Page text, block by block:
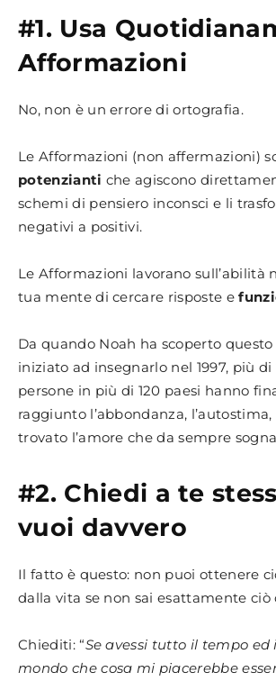
#1. Usa
Afformazioni
No, non è un errore di ortografia.
Le Afformazioni (non affermazioni)
potenzianti che agiscono
schemi di pensiero inconsci e li
negativi a positivi.
Le Afformazioni lavorano sull’abilità
tua mente di cercare risposte e
Da quando Noah ha scoperto
iniziato ad insegnarlo nel 1997, più di
persone in più di 120 paesi hanno
raggiunto l’abbondanza,
trovato l’amore che da sempre
#2. Chiedi a te
vuoi davvero
Il fatto è questo: non puoi ottenere
dalla vita se non sai esattamente ciò
Chiediti: “Se avessi tutto il tempo ed
mondo che cosa mi piacerebbe